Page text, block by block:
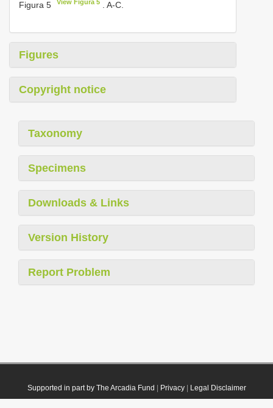
Figura 5
View Figura 5 . A-C.
Figures
Copyright notice
Taxonomy
Specimens
Downloads & Links
Version History
Report Problem
Supported in part by The Arcadia Fund Privacy| Legal Disclaimer